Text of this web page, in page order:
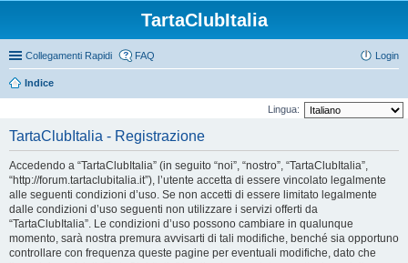
TartaClubItalia
Collegamenti Rapidi FAQ Login
Indice
Lingua:
TartaClubItalia - Registrazione
Accedendo a “TartaClubItalia” (in seguito “noi”, “nostro”, “TartaClubItalia”,
“http://forum.tartaclubitalia.it”), l’utente accetta di essere vincolato legalmente
alle seguenti condizioni d’uso. Se non accetti di essere limitato legalmente
dalle condizioni d’uso seguenti non utilizzare i servizi offerti da
“TartaClubItalia”. Le condizioni d’uso possono cambiare in qualunque
momento, sarà nostra premura avvisarti di tali modifiche, benché sia opportuno
controllare con frequenza queste pagine per eventuali modifiche, dato che